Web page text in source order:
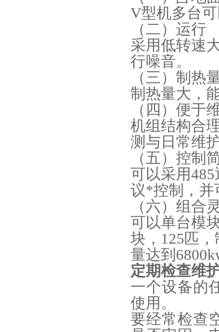
V型机多台
（二）运行
采用低转速
行噪音。
（三）制热
制热量大，
（四）便于
机组结构合
测与日常维
（五）控制
可以采用
议*控制，并
（六）组合
可以单台模
块，125匹
量达到
定期检查维
一个设备的
使用。
要经常检查